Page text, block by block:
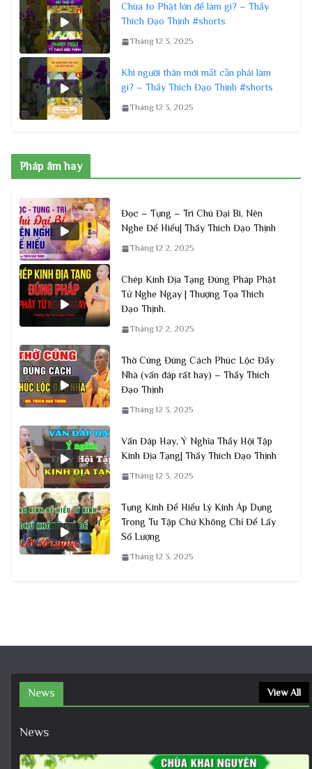
Chùa to Phật lớn để làm gì? – Thầy
Thích Đạo Thịnh #shorts
Tháng 12 3, 2025
Khi người thân mới mất cần phải làm
gì? – Thầy Thích Đạo Thịnh #shorts
Tháng 12 3, 2025
Pháp âm hay
Đọc – Tụng – Trì Chú Đại Bi, Nên
Nghe Để Hiểu| Thầy Thích Đạo Thịnh
Tháng 12 2, 2025
Chép Kinh Địa Tạng Đúng Pháp Phật
Tử Nghe Ngay | Thượng Tọa Thích
Đạo Thịnh.
Tháng 12 2, 2025
Thờ Cúng Đúng Cách Phúc Lộc Đầy
Nhà (vấn đáp rất hay) – Thầy Thích
Đạo Thịnh
Tháng 12 3, 2025
Vấn Đáp Hay, Ý Nghĩa Thầy Hội Tập
Kinh Địa Tạng| Thầy Thích Đạo Thịnh
Tháng 12 3, 2025
Tụng Kinh Để Hiểu Lý Kinh Áp Dụng
Trong Tu Tập Chứ Không Chỉ Để Lấy
Số Lượng
Tháng 12 3, 2025
News View All
News